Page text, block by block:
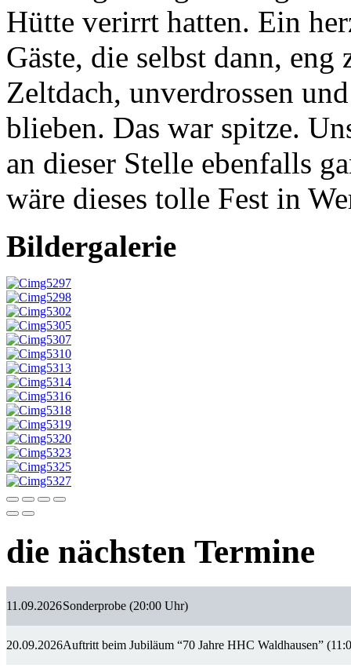
Hütte verirrt hatten. Ein
Gäste, die selbst dann,
Zeltdach, unverdrossen
blieben. Das war spitze.
an dieser Stelle ebenfalls
wäre dieses tolle Fest in
Bildergalerie
die nächsten Termine
11.09.2026Sonderprobe (20:00 Uhr)
20.09.2026Auftritt beim Jubiläum “70 Jahre HHC Waldhausen”